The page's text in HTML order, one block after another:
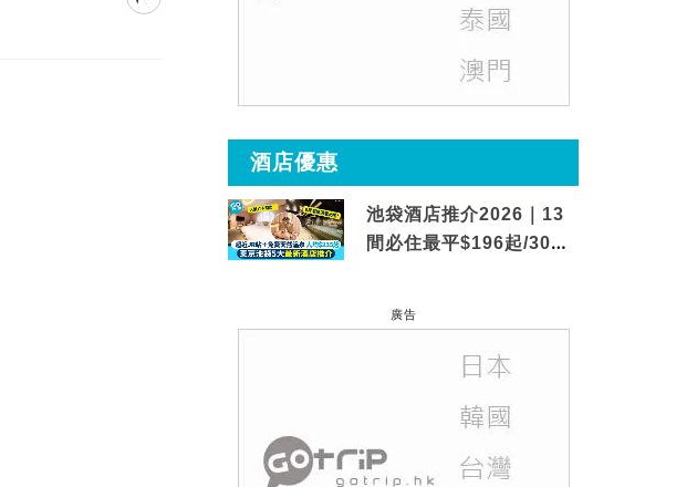
酒店優惠
池袋酒店推介2026｜13
間必住最平$196起/30秒
廣告